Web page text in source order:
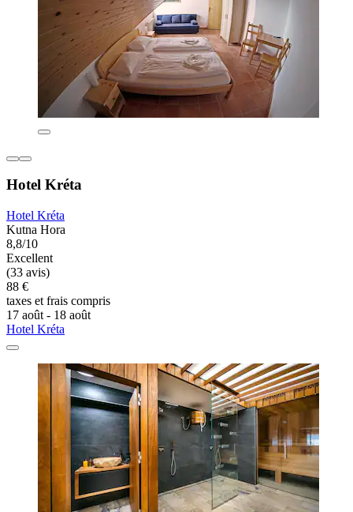
Hotel Kréta
Hotel Kréta
Kutna Hora
8,8/10
Excellent
(33 avis)
88 €
taxes et frais compris
17 août - 18 août
Hotel Kréta